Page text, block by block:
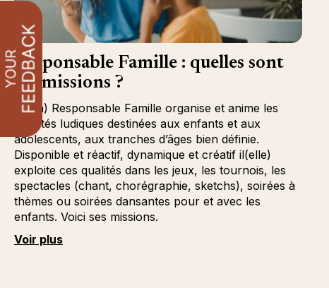
Responsable Famille : quelles sont
ses missions ?
Le (la) Responsable Famille organise et anime les
activités ludiques destinées aux enfants et aux
adolescents, aux tranches d’âges bien définie.
Disponible et réactif, dynamique et créatif il(elle)
exploite ces qualités dans les jeux, les tournois, les
spectacles (chant, chorégraphie, sketchs), soirées à
thèmes ou soirées dansantes pour et avec les
enfants. Voici ses missions.
Voir plus